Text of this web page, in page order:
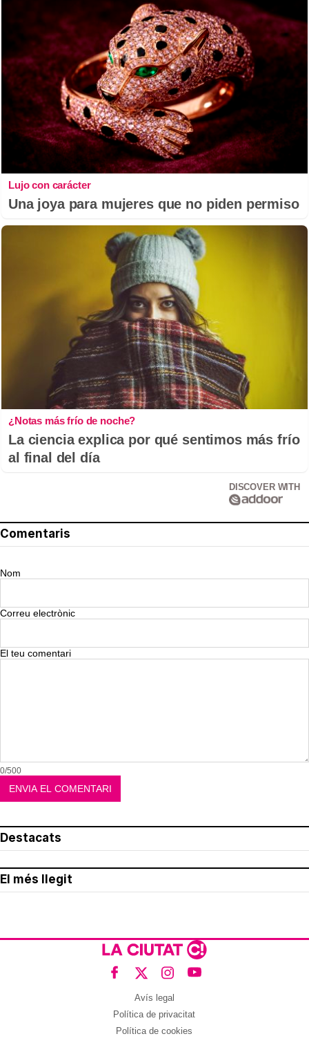
Lujo con carácter
Una joya para mujeres que no piden permiso
¿Notas más frío de noche?
La ciencia explica por qué sentimos más frío
al final del día
DISCOVER WITH
Comentaris
Nom
Correu electrònic
El teu comentari
0/500
Destacats
El més llegit
Avís legal
Política de privacitat
Política de cookies